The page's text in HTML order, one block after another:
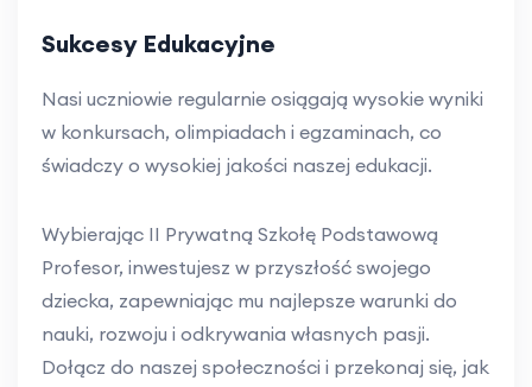
Sukcesy Edukacyjne
Nasi uczniowie regularnie osiągają wysokie wyniki
w konkursach, olimpiadach i egzaminach, co
świadczy o wysokiej jakości naszej edukacji.
Wybierając II Prywatną Szkołę Podstawową
Profesor, inwestujesz w przyszłość swojego
dziecka, zapewniając mu najlepsze warunki do
nauki, rozwoju i odkrywania własnych pasji.
Dołącz do naszej społeczności i przekonaj się, jak